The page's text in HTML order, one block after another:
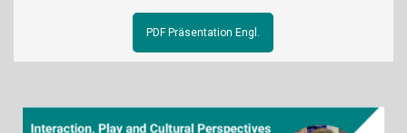
PDF Präsentation Engl.